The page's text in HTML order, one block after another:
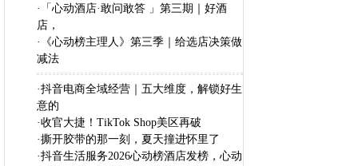
·
「心动酒店·敢问敢答 」第三期｜好酒
店，
·
《心动榜主理人》第三季｜给选店决策做
减法
·抖音电商全域经营｜五大维度，解锁好生
意的
·收官大捷！TikTok Shop美区再破
·撕开胶带的那一刻，夏天撞进怀里了
·抖音生活服务2026心动榜酒店发榜，心动